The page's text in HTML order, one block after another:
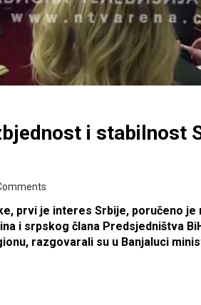
i stabilnost
prvi je interes Srbije, poručeno
i srpskog člana Predsjedništva
razgovarali su u Banjaluci